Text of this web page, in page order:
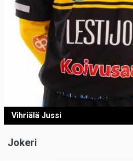
Vihriälä Jussi
Jokeri